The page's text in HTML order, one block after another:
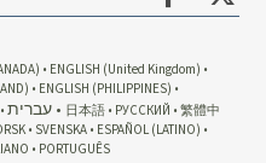
ENGLISH (United Kingdom)
ENGLISH (PHILIPPINES)
עברית 日本語 РУССКИЙ
繁體中
SVENSKA ESPAÑOL (LATINO)
PORTUGUÊS